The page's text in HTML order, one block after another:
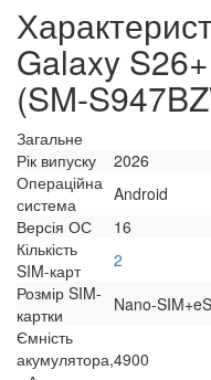
Galaxy
(SM-
Загальне
Рік випуску
2026
Операційна
система
Android
Версія ОС
16
Кількість
SIM-карт
2
Розмір SIM-
картки
Nano-
Ємність
акумулятора,4900